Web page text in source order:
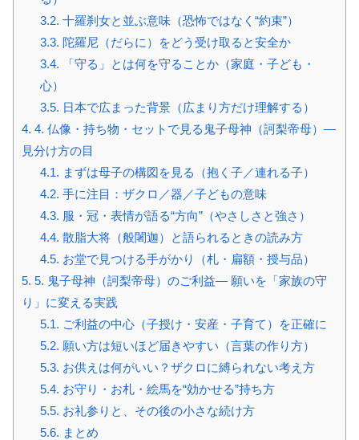
3.2. 十羅刹女と並ぶ意味（恐怖ではなく“約束”）
3.3. 陀羅尼（だらに）をどう受け取ると安全か
3.4. 「守る」とは何を守ることか（家庭・子ども・
心）
3.5. 日本で広まった背景（広まり方だけ理解する）
4. 4. 仏像・持ち物・セットで見る鬼子母神（訶梨帝母）—
見分け方の目
4.1. まずは母子の構図を見る（抱く子／連れる子）
4.2. 手に注目：ザクロ／器／子どもの意味
4.3. 服・冠・表情が語る“方向”（やさしさと強さ）
4.4. 散脂大将（般闍迦）と語られるときの読み方
4.5. お堂で見つける手がかり（札・扁額・授与品）
5. 5. 鬼子母神（訶梨帝母）のご利益— 願いを「家族の守
り」に変える実践
5.1. ご利益の中心（子授け・安産・子育て）を正確に
5.2. 願い方は短いほど届きやすい（言葉の作り方）
5.3. お供えは何がいい？ザクロに縛られない考え方
5.4. お守り・お札・絵馬を“効かせる”持ち方
5.5. お礼参りと、その後の小さな続け方
5.6. まとめ